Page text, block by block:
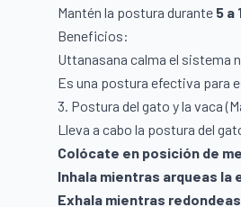
Mantén la postura durante 5 a
Beneficios:
Uttanasana calma el sistema
Es una postura efectiva para
3. Postura del gato y la vaca
Lleva a cabo la postura del
Colócate en posición de
Inhala mientras arqueas la
Exhala mientras